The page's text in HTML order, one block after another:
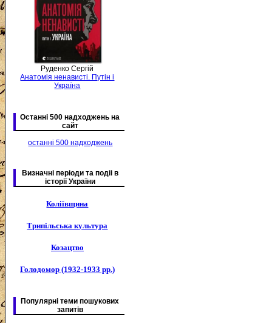
Руденко Сергій
Анатомія ненависті. Путін і
Україна
Останні 500 надходжень на
сайт
останні 500 надходжень
Визначні періоди та подіі в
історії України
Коліївщина
Трипільська культура
Козацтво
Голодомор (1932-1933 рр.)
Популярні теми пошукових
запитів